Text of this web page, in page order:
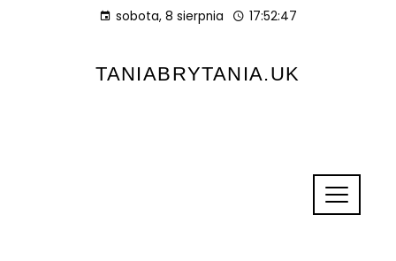
sobota, 8 sierpnia 17:52:47
TANIABRYTANIA.UK